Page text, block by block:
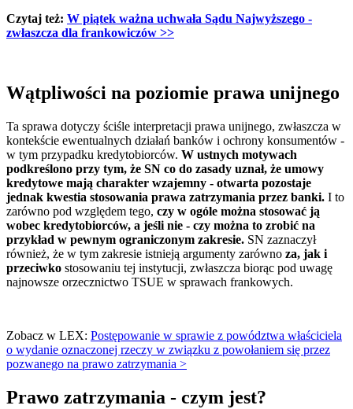
Czytaj też: W piątek ważna uchwała Sądu Najwyższego -
zwłaszcza dla frankowiczów​ >>
Wątpliwości na poziomie prawa unijnego
Ta sprawa dotyczy ściśle interpretacji prawa unijnego, zwłaszcza w
kontekście ewentualnych działań banków i ochrony konsumentów -
w tym przypadku kredytobiorców. W ustnych motywach
podkreślono przy tym, że SN co do zasady uznał, że umowy
kredytowe mają charakter wzajemny - otwarta pozostaje
jednak kwestia stosowania prawa zatrzymania przez banki. I to
zarówno pod względem tego, czy w ogóle można stosować ją
wobec kredytobiorców, a jeśli nie - czy można to zrobić na
przykład w pewnym ograniczonym zakresie. SN zaznaczył
również, że w tym zakresie istnieją argumenty zarówno za, jak i
przeciwko stosowaniu tej instytucji, zwłaszcza biorąc pod uwagę
najnowsze orzecznictwo TSUE w sprawach frankowych.
Zobacz w LEX: Postępowanie w sprawie z powództwa właściciela
o wydanie oznaczonej rzeczy w związku z powołaniem się przez
pozwanego na prawo zatrzymania >
Prawo zatrzymania - czym jest?